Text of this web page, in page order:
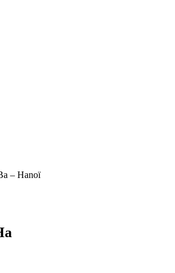
– Hanoï